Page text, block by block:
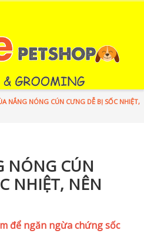
NẮNG NÓNG CÚN CƯNG DỄ BỊ SỐC NHIỆT,
CÚN
NHIỆT, NÊN
để ngăn ngừa chứng sốc